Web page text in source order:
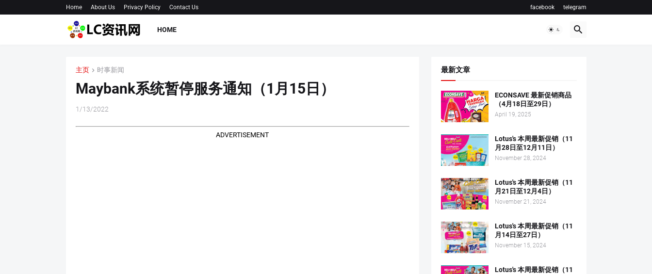
Home About Us Privacy Policy Contact Us facebook telegram
HOME
主页 时事新闻
Maybank系统暂停服务通知（1月15日）
1/13/2022
ADVERTISEMENT
最新文章
ECONSAVE 最新促销商品
（4月18日至29日）
April 19, 2025
Lotus's 本周最新促销（11
月28日至12月11日）
November 28, 2024
Lotus's 本周最新促销（11
月21日至12月4日）
November 21, 2024
Lotus's 本周最新促销（11
月14日至27日）
November 15, 2024
Lotus's 本周最新促销（11